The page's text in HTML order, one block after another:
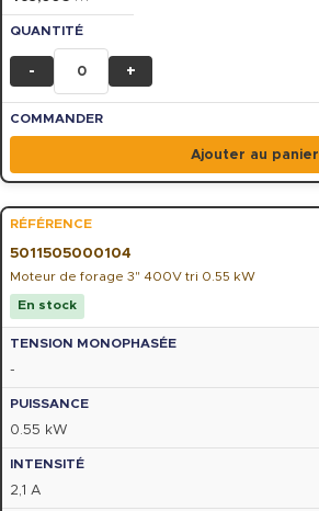
- +
Ajouter au panier
5011505000104
Moteur de forage 3" 400V tri 0.55 kW
En stock
-
0.55 kW
2,1 A